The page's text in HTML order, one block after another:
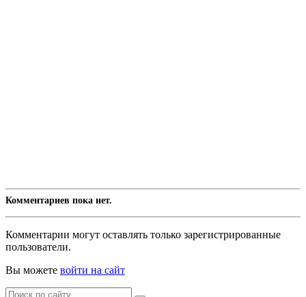
Комментариев пока нет.
Комментарии могут оставлять только зарегистрированные
пользователи.
Вы можете войти на сайт